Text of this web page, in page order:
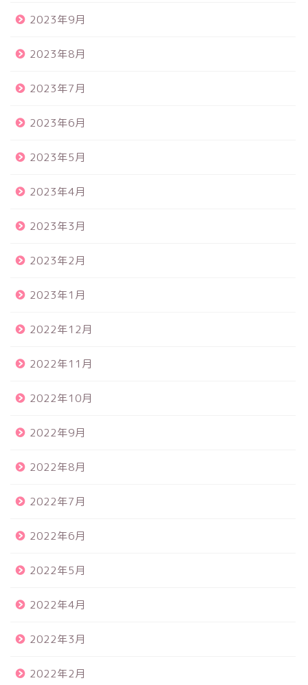
2023年9月
2023年8月
2023年7月
2023年6月
2023年5月
2023年4月
2023年3月
2023年2月
2023年1月
2022年12月
2022年11月
2022年10月
2022年9月
2022年8月
2022年7月
2022年6月
2022年5月
2022年4月
2022年3月
2022年2月